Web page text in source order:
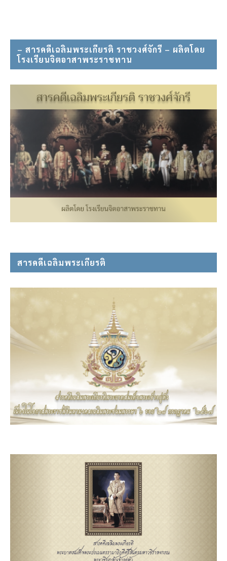
– สารคดีเฉลิมพระเกียรติ ราชวงศ์จักรี – ผลิตโดย
โรงเรียนจิตอาสาพระราชทาน
สารคดีเฉลิมพระเกียรติ